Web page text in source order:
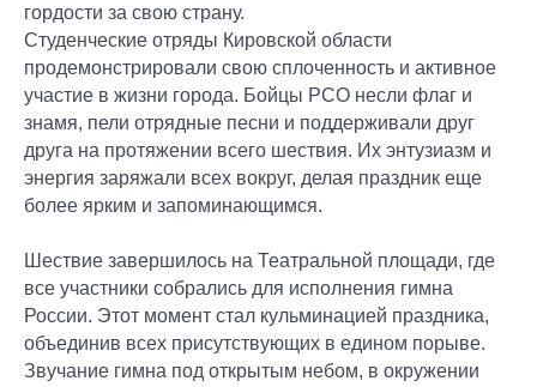
гордости за свою страну.
Студенческие отряды Кировской области
продемонстрировали свою сплоченность и активное
участие в жизни города. Бойцы РСО несли флаг и
знамя, пели отрядные песни и поддерживали друг
друга на протяжении всего шествия. Их энтузиазм и
энергия заряжали всех вокруг, делая праздник еще
более ярким и запоминающимся.
Шествие завершилось на Театральной площади, где
все участники собрались для исполнения гимна
России. Этот момент стал кульминацией праздника,
объединив всех присутствующих в едином порыве.
Звучание гимна под открытым небом, в окружении